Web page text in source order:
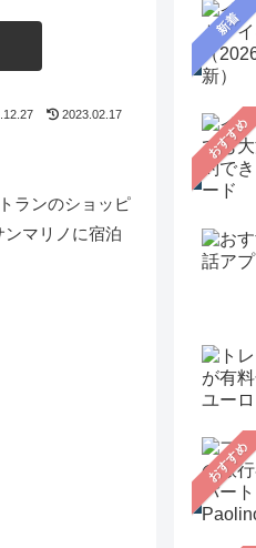
2023.02.17
ランのショッピ
マリノに宿泊
新着
おすすめ
おすすめ